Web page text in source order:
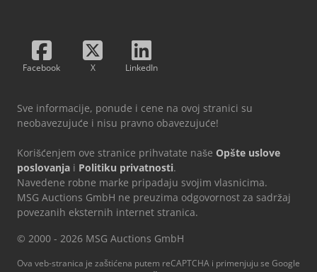
Facebook X LinkedIn
Sve informacije, ponude i cene na ovoj stranici su
neobavezujuće i nisu pravno obavezujuće!
Korišćenjem ove stranice prihvatate naše Opšte uslove
poslovanja i Politiku privatnosti.
Navedene robne marke pripadaju svojim vlasnicima.
MSG Auctions GmbH ne preuzima odgovornost za sadržaj
povezanih eksternih internet stranica.
© 2000 - 2026 MSG Auctions GmbH
Ova veb-stranica je zaštićena putem reCAPTCHA i primenjuju se Google